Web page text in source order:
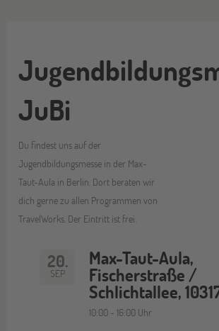
JuBi
Du findest uns auf der
Jugendbildungsmesse in der Max-
Taut-Aula in Berlin. Dort beraten wir
dich gerne zu allen Programmen von
TravelWorks. Der Eintritt ist frei.
20.
SEP
Max-Taut-Aula,
Fischerstraße /
Schlichtallee,
10:00 - 16:00 Uhr